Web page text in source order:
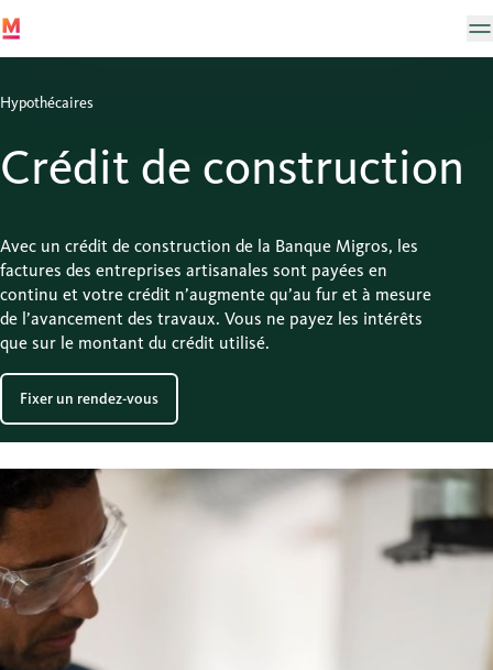
Hypothécaires
Crédit de construction
Avec un crédit de construction de la Banque Migros, les
factures des entreprises artisanales sont payées en
continu et votre crédit n’augmente qu’au fur et à mesure
de l’avancement des travaux. Vous ne payez les intérêts
que sur le montant du crédit utilisé.
Fixer un rendez-vous